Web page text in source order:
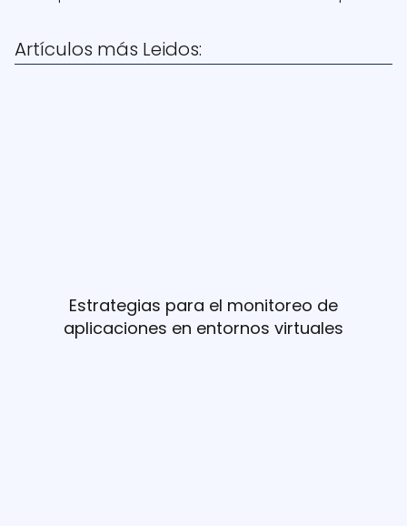
Artículos más Leidos:
Estrategias para el monitoreo de
aplicaciones en entornos virtuales